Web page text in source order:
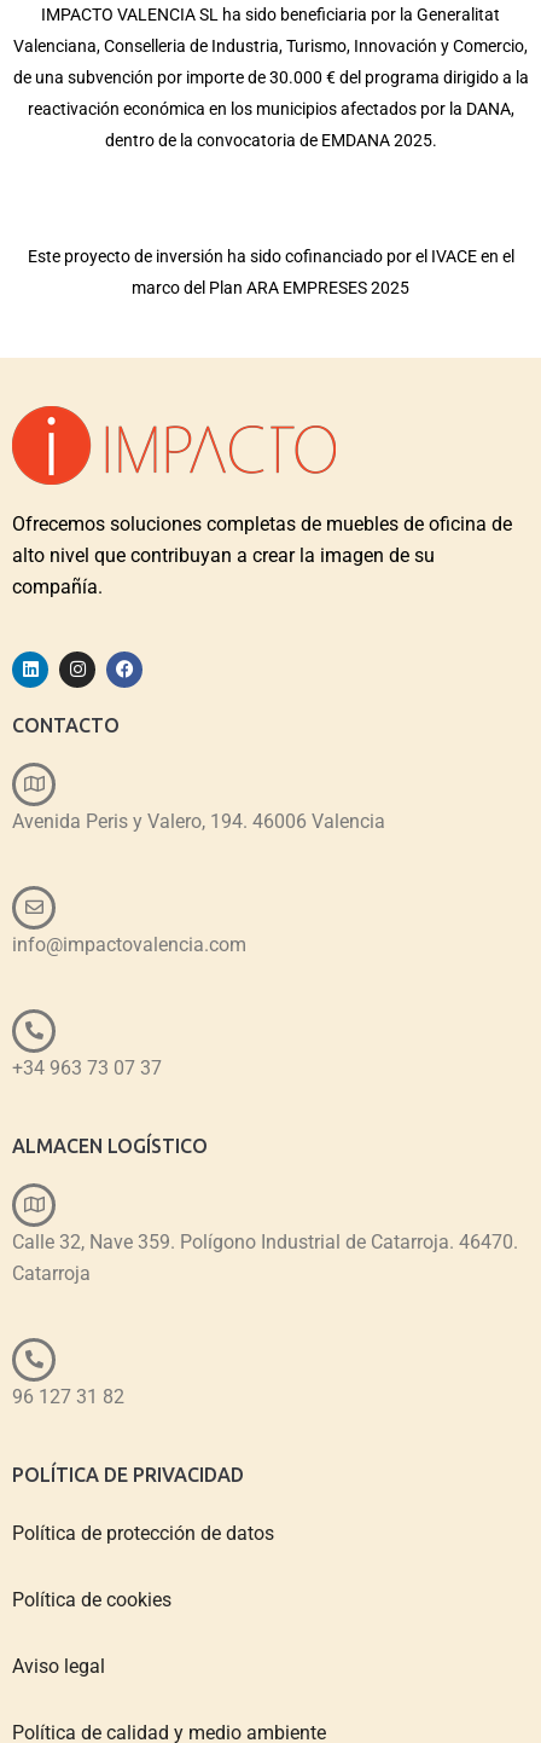
IMPACTO VALENCIA SL ha sido beneficiaria por la Generalitat
Valenciana, Conselleria de Industria, Turismo, Innovación y Comercio,
de una subvención por importe de 30.000 € del programa dirigido a la
reactivación económica en los municipios afectados por la DANA,
dentro de la convocatoria de EMDANA 2025.
Este proyecto de inversión ha sido cofinanciado por el IVACE en el
marco del Plan ARA EMPRESES 2025
Ofrecemos soluciones completas de muebles de oficina de
alto nivel que contribuyan a crear la imagen de su
compañía.
CONTACTO
Avenida Peris y Valero, 194. 46006 Valencia
info@impactovalencia.com
+34 963 73 07 37
ALMACEN LOGÍSTICO
Calle 32, Nave 359. Polígono Industrial de Catarroja. 46470.
Catarroja
96 127 31 82
POLÍTICA DE PRIVACIDAD
Política de protección de datos
Política de cookies
Aviso legal
Política de calidad y medio ambiente